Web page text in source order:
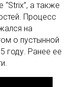
“Strix”, а также
Процесс
на
о пустынной
году. Ранее ее